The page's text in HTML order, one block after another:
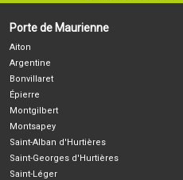
Porte de Maurienne
Aiton
Argentine
Bonvillaret
Épierre
Montgilbert
Montsapey
Saint-Alban d'Hurtières
Saint-Georges d'Hurtières
Saint-Léger